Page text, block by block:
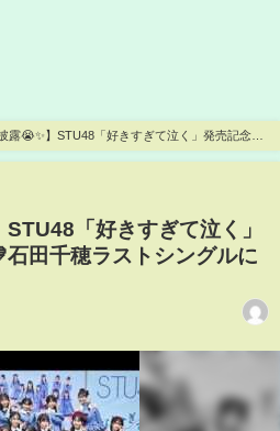
露😭✨】STU48「好きすぎて泣く」発売記念イ
涙…🌸🔥
STU48「好きすぎて泣く」
田千穂ラストシングルに